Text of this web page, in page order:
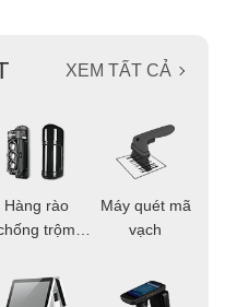
XEM TẤT CẢ
Hàng rào
trộm
Máy quét mã
vạch